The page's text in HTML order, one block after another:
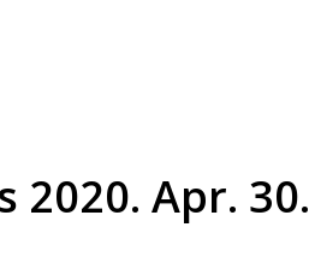
2020. Apr. 30.